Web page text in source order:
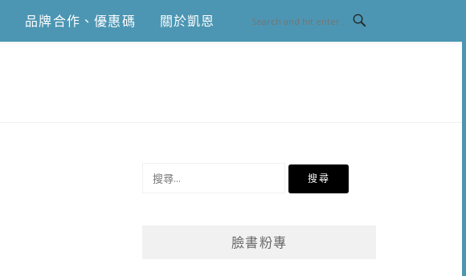
品牌合作、優惠碼 關於凱恩
臉書粉專